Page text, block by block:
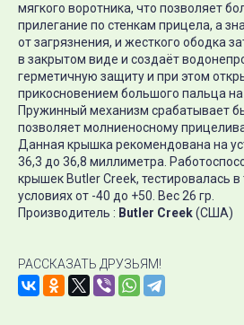
мягкого воротника, что позволяет
прилегание по стенкам прицела, а
от загрязнения, и жесткого ободка
в закрытом виде и создаёт
герметичную защиту и при этом
прикосновением большого пальца на
Пружинный механизм срабатывает
позволяет молниеносному
Данная крышка рекомендована на
36,3 до 36,8 миллиметра.
крышек Butler Creek, тестировалась
условиях от -40 до +50. Вес 26 гр.
Производитель : Butler Creek(США)
РАССКАЗАТЬ ДРУЗЬЯМ!